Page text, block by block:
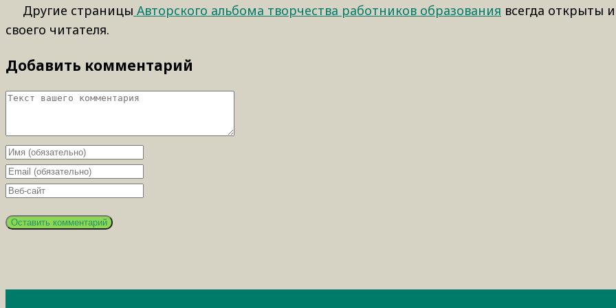
Другие страницы Авторского альбома творчества работников образования всегда открыты
своего читателя.
Добавить комментарий